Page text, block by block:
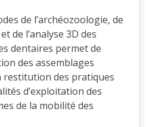
de l’archéozoologie, de
de l’analyse 3D des
dentaires permet de
des assemblages
restitution des pratiques
d’exploitation des
de la mobilité des